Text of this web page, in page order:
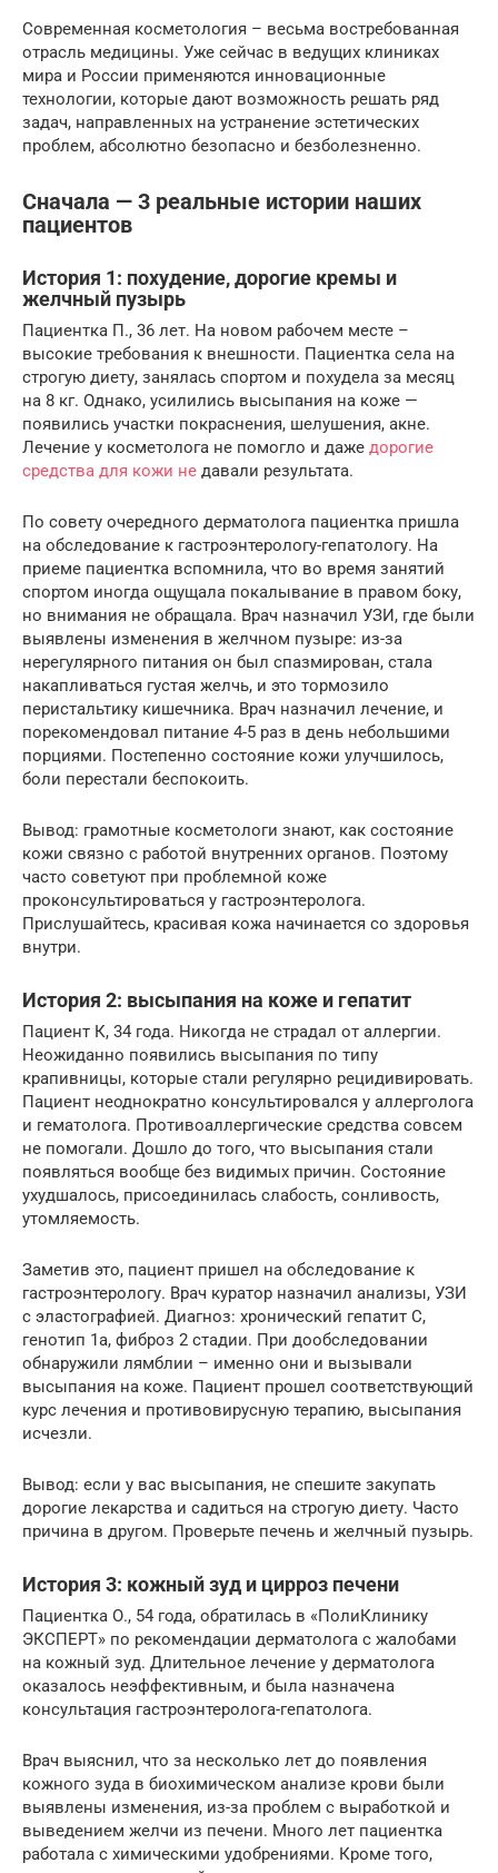
Современная косметология – весьма востребованная
отрасль медицины. Уже сейчас в ведущих клиниках
мира и России применяются инновационные
технологии, которые дают возможность решать ряд
задач, направленных на устранение эстетических
проблем, абсолютно безопасно и безболезненно.
Сначала — 3 реальные истории наших
пациентов
История 1: похудение, дорогие кремы и
желчный пузырь
Пациентка П., 36 лет. На новом рабочем месте –
высокие требования к внешности. Пациентка села на
строгую диету, занялась спортом и похудела за месяц
на 8 кг. Однако, усилились высыпания на коже —
появились участки покраснения, шелушения, акне.
Лечение у косметолога не помогло и даже дорогие
средства для кожи не давали результата.
По совету очередного дерматолога пациентка пришла
на обследование к гастроэнтерологу-гепатологу. На
приеме пациентка вспомнила, что во время занятий
спортом иногда ощущала покалывание в правом боку,
но внимания не обращала. Врач назначил УЗИ, где были
выявлены изменения в желчном пузыре: из-за
нерегулярного питания он был спазмирован, стала
накапливаться густая желчь, и это тормозило
перистальтику кишечника. Врач назначил лечение, и
порекомендовал питание 4-5 раз в день небольшими
порциями. Постепенно состояние кожи улучшилось,
боли перестали беспокоить.
Вывод: грамотные косметологи знают, как состояние
кожи связно с работой внутренних органов. Поэтому
часто советуют при проблемной коже
проконсультироваться у гастроэнтеролога.
Прислушайтесь, красивая кожа начинается со здоровья
внутри.
История 2: высыпания на коже и гепатит
Пациент К, 34 года. Никогда не страдал от аллергии.
Неожиданно появились высыпания по типу
крапивницы, которые стали регулярно рецидивировать.
Пациент неоднократно консультировался у аллерголога
и гематолога. Противоаллергические средства совсем
не помогали. Дошло до того, что высыпания стали
появляться вообще без видимых причин. Состояние
ухудшалось, присоединилась слабость, сонливость,
утомляемость.
Заметив это, пациент пришел на обследование к
гастроэнтерологу. Врач куратор назначил анализы, УЗИ
с эластографией. Диагноз: хронический гепатит С,
генотип 1а, фиброз 2 стадии. При дообследовании
обнаружили лямблии – именно они и вызывали
высыпания на коже. Пациент прошел соответствующий
курс лечения и противовирусную терапию, высыпания
исчезли.
Вывод: если у вас высыпания, не спешите закупать
дорогие лекарства и садиться на строгую диету. Часто
причина в другом. Проверьте печень и желчный пузырь.
История 3: кожный зуд и цирроз печени
Пациентка О., 54 года, обратилась в «ПолиКлинику
ЭКСПЕРТ» по рекомендации дерматолога с жалобами
на кожный зуд. Длительное лечение у дерматолога
оказалось неэффективным, и была назначена
консультация гастроэнтеролога-гепатолога.
Врач выяснил, что за несколько лет до появления
кожного зуда в биохимическом анализе крови были
выявлены изменения, из-за проблем с выработкой и
выведением желчи из печени. Много лет пациентка
работала с химическими удобрениями. Кроме того,